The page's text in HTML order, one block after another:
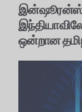
இன்ஷூரன்ஸ்
ஒன்றான